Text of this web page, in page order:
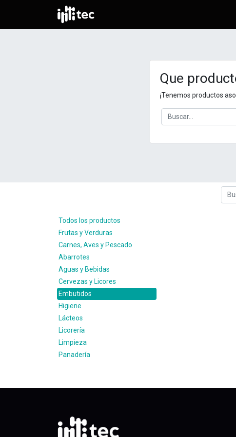
Que
¡Tenemos productos
Todos los productos
Frutas y Verduras
Carnes, Aves y Pescado
Abarrotes
Aguas y Bebidas
Cervezas y Licores
Embutidos
Higiene
Lácteos
Licorería
Limpieza
Panadería